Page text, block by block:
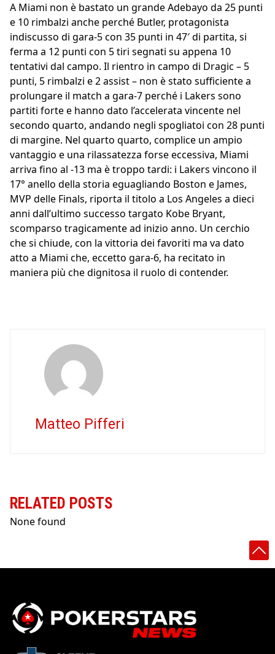
A Miami non è bastato un grande Adebayo da 25 punti
e 10 rimbalzi anche perché Butler, protagonista
indiscusso di gara-5 con 35 punti in 47′ di partita, si
ferma a 12 punti con 5 tiri segnati su appena 10
tentativi dal campo. Il rientro in campo di Dragic – 5
punti, 5 rimbalzi e 2 assist – non è stato sufficiente a
prolungare il match a gara-7 perché i Lakers sono
partiti forte e hanno dato l’accelerata vincente nel
secondo quarto, andando negli spogliatoi con 28 punti
di margine. Nel quarto quarto, complice un ampio
vantaggio e una rilassatezza forse eccessiva, Miami
arriva fino al -13 ma è troppo tardi: i Lakers vincono il
17° anello della storia eguagliando Boston e James,
MVP delle Finals, riporta il titolo a Los Angeles a dieci
anni dall’ultimo successo targato Kobe Bryant,
scomparso tragicamente ad inizio anno. Un cerchio
che si chiude, con la vittoria dei favoriti ma va dato
atto a Miami che, eccetto gara-6, ha recitato in
maniera più che dignitosa il ruolo di contender.
Matteo Pifferi
RELATED POSTS
None found